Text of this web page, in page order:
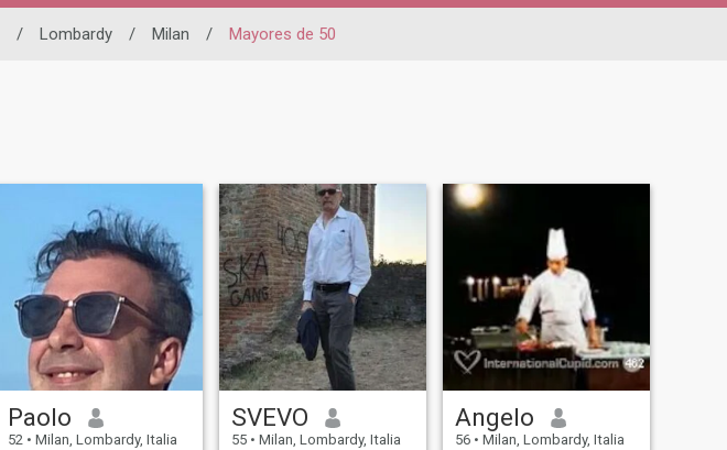
/ Lombardy / Milan / Mayores de 50
Paolo
52 • Milan, Lombardy, Italia
SVEVO
55 • Milan, Lombardy, Italia
Angelo
56 • Milan, Lombardy, Italia